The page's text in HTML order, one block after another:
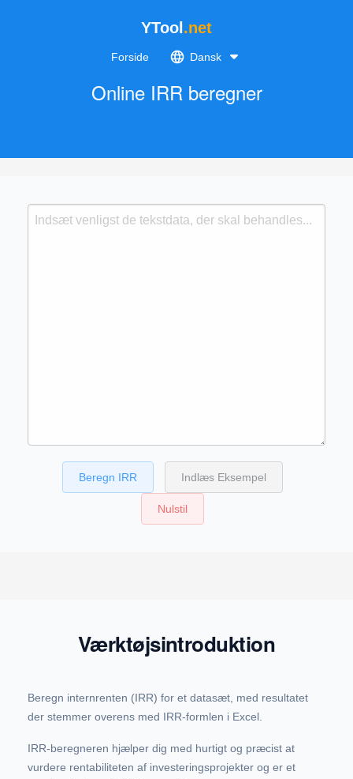
YTool .net
Forside Dansk
Online IRR beregner
Beregn IRR Indlæs Eksempel
Nulstil
Værktøjsintroduktion
Beregn internrenten (IRR) for et datasæt, med resultatet
der stemmer overens med IRR-formlen i Excel.
IRR-beregneren hjælper dig med hurtigt og præcist at
vurdere rentabiliteten af investeringsprojekter og er et